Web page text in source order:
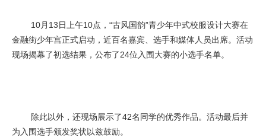
10月13日上午10点，“古风国韵”青少年中式校服设计大赛在
金融街少年宫正式启动，近百名嘉宾、选手和媒体人员出席。活动
现场揭幕了初选结果，公布了24位入围大赛的小选手名单。
除此以外，还现场展示了42名同学的优秀作品。活动最后并
为入围选手颁发奖状以兹鼓励。